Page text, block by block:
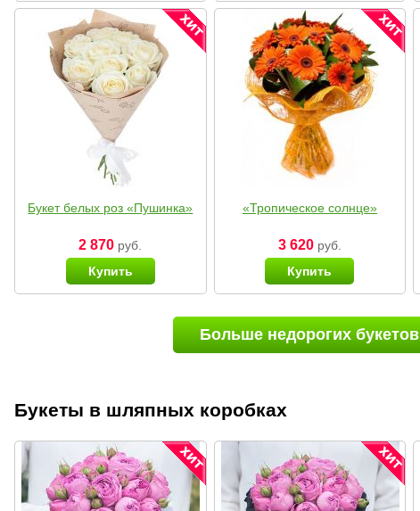
Букет белых роз «Пушинка»
2 870 руб.
Купить
«Тропическое солнце»
3 620руб.
Купить
Больше недорогих букетов
Букеты в шляпных коробках